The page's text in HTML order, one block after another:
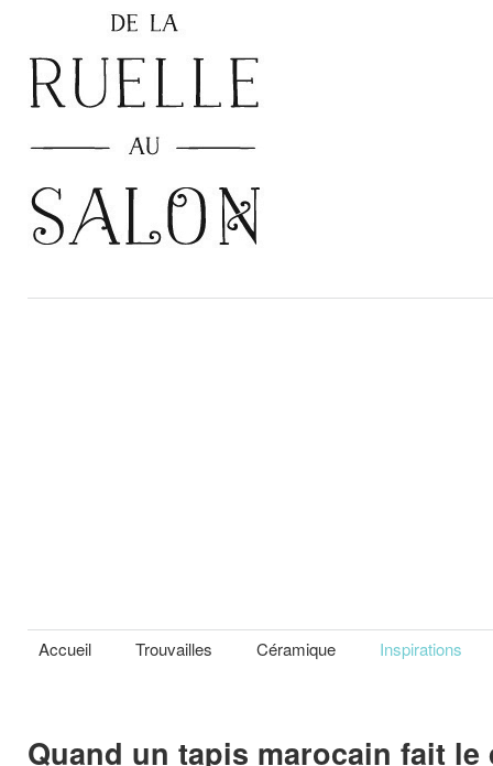
Accueil Trouvailles Céramique Inspirations
Quand un tapis marocain fait le